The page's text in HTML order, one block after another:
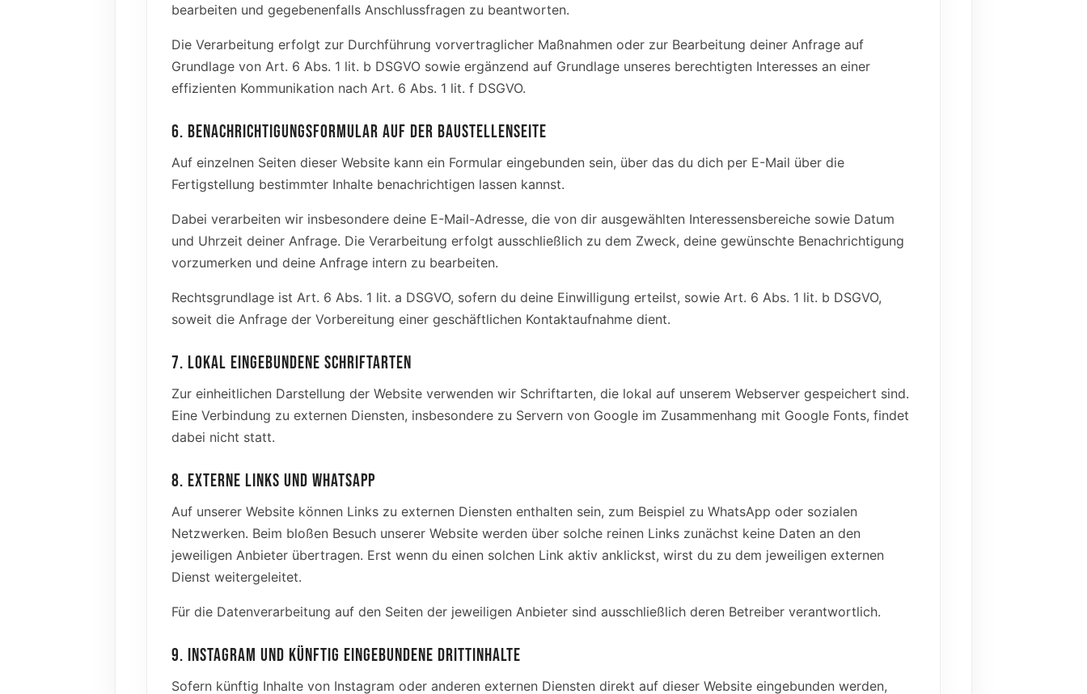
bearbeiten und gegebenenfalls Anschlussfragen zu beantworten.
Die Verarbeitung erfolgt zur Durchführung vorvertraglicher Maßnahmen oder zur Bearbeitung deiner Anfrage auf
Grundlage von Art. 6 Abs. 1 lit. b DSGVO sowie ergänzend auf Grundlage unseres berechtigten Interesses an einer
effizienten Kommunikation nach Art. 6 Abs. 1 lit. f DSGVO.
6. BENACHRICHTIGUNGSFORMULAR AUF DER BAUSTELLENSEITE
Auf einzelnen Seiten dieser Website kann ein Formular eingebunden sein, über das du dich per E-Mail über die
Fertigstellung bestimmter Inhalte benachrichtigen lassen kannst.
Dabei verarbeiten wir insbesondere deine E-Mail-Adresse, die von dir ausgewählten Interessensbereiche sowie Datum
und Uhrzeit deiner Anfrage. Die Verarbeitung erfolgt ausschließlich zu dem Zweck, deine gewünschte Benachrichtigung
vorzumerken und deine Anfrage intern zu bearbeiten.
Rechtsgrundlage ist Art. 6 Abs. 1 lit. a DSGVO, sofern du deine Einwilligung erteilst, sowie Art. 6 Abs. 1 lit. b DSGVO,
soweit die Anfrage der Vorbereitung einer geschäftlichen Kontaktaufnahme dient.
7. LOKAL EINGEBUNDENE SCHRIFTARTEN
Zur einheitlichen Darstellung der Website verwenden wir Schriftarten, die lokal auf unserem Webserver gespeichert sind.
Eine Verbindung zu externen Diensten, insbesondere zu Servern von Google im Zusammenhang mit Google Fonts, findet
dabei nicht statt.
8. EXTERNE LINKS UND WHATSAPP
Auf unserer Website können Links zu externen Diensten enthalten sein, zum Beispiel zu WhatsApp oder sozialen
Netzwerken. Beim bloßen Besuch unserer Website werden über solche reinen Links zunächst keine Daten an den
jeweiligen Anbieter übertragen. Erst wenn du einen solchen Link aktiv anklickst, wirst du zu dem jeweiligen externen
Dienst weitergeleitet.
Für die Datenverarbeitung auf den Seiten der jeweiligen Anbieter sind ausschließlich deren Betreiber verantwortlich.
9. INSTAGRAM UND KÜNFTIG EINGEBUNDENE DRITTINHALTE
Sofern künftig Inhalte von Instagram oder anderen externen Diensten direkt auf dieser Website eingebunden werden,